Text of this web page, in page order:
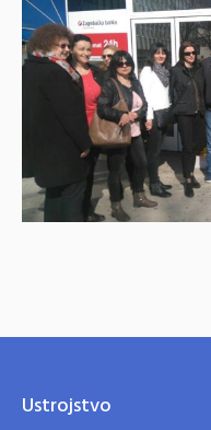
Ustrojstvo